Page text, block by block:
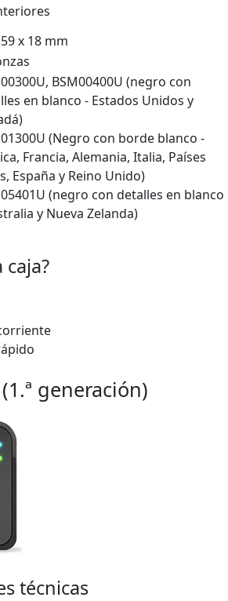
x 18 mm
BSM00400U (negro con
en blanco - Estados Unidos y
(Negro con borde blanco -
Francia, Alemania, Italia, Países
España y Reino Unido)
(negro con detalles en blanco
y Nueva Zelanda)
caja?
generación)
técnicas